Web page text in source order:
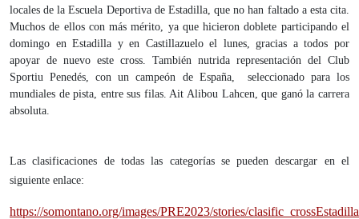
locales de la Escuela Deportiva de Estadilla, que no han faltado a esta cita.
Muchos de ellos con más mérito, ya que hicieron doblete participando el
domingo en Estadilla y en Castillazuelo el lunes, gracias a todos por
apoyar de nuevo este cross. También nutrida representación del Club
Sportiu Penedés, con un campeón de España, seleccionado para los
mundiales de pista, entre sus filas. Ait Alibou Lahcen, que ganó la carrera
absoluta.
Las clasificaciones de todas las categorías se pueden descargar en el
siguiente enlace:
https://somontano.org/images/PRE2023/stories/